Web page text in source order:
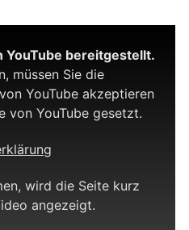
YouTube bereitgestellt.
müssen Sie die
YouTube akzeptieren
von YouTube gesetzt.
wird die Seite kurz
angezeigt.